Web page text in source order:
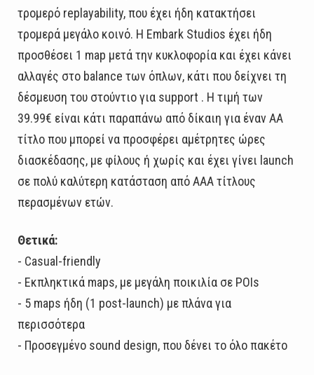
τρομερό replayability, που έχει ήδη κατακτήσει
τρομερά μεγάλο κοινό. Η Embark Studios έχει ήδη
προσθέσει 1 map μετά την κυκλοφορία και έχει κάνει
αλλαγές στο balance των όπλων, κάτι που δείχνει τη
δέσμευση του στούντιο για support . Η τιμή των
39.99€ είναι κάτι παραπάνω από δίκαιη για έναν AA
τίτλο που μπορεί να προσφέρει αμέτρητες ώρες
διασκέδασης, με φίλους ή χωρίς και έχει γίνει launch
σε πολύ καλύτερη κατάσταση από ΑΑΑ τίτλους
περασμένων ετών.
Θετικά:
- Casual-friendly
- Εκπληκτικά maps, με μεγάλη ποικιλία σε POIs
- 5 maps ήδη (1 post-launch) με πλάνα για
περισσότερα
- Προσεγμένο sound design, που δένει το όλο πακέτο